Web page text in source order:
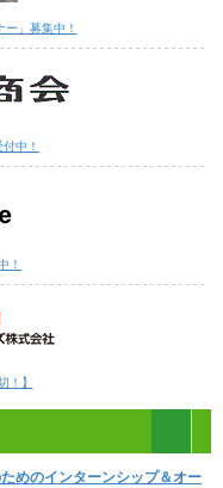
ー」募集中！
中！
！
！】
めのインターンシップ＆オー